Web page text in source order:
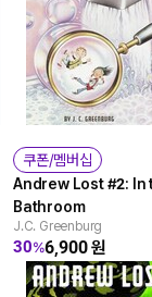
쿠폰/멤버십
Andrew Lost #2: In
Bathroom
J.C. Greenburg
30%6,900원